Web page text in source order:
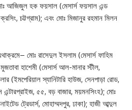
আজিজুল হক ফয়সাল (মেসার্স ফয়সাল এন্ড
ক্রসিং, চট্টগ্রাম); এবং মোঃ মিজানুর রহমান মিলন
মোঃ রাসেদুল ইসলাম (মেসার্স ফাহিম
হাশেমী (মেসার্স আল-মানার স্টীল,
(ইমপেরিয়াল স্যানিটারি হাউজ, সেনপাড়া রোড,
৫৫, বড় বাজার, ময়মনসিংহ); মোঃ
ট্রেডার্স, মোহাম্মদপুর, ঢাকা); হাজী আব্দুল